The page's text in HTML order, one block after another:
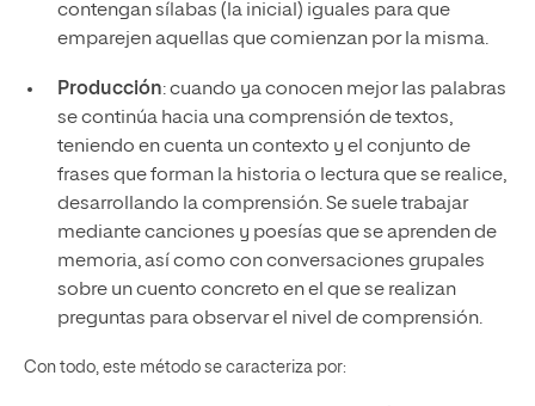
contengan sílabas (la inicial) iguales para que
emparejen aquellas que comienzan por la misma.
Producción: cuando ya conocen mejor las palabras
se continúa hacia una comprensión de textos,
teniendo en cuenta un contexto y el conjunto de
frases que forman la historia o lectura que se realice,
desarrollando la comprensión. Se suele trabajar
mediante canciones y poesías que se aprenden de
memoria, así como con conversaciones grupales
sobre un cuento concreto en el que se realizan
preguntas para observar el nivel de comprensión.
Con todo, este método se caracteriza por: